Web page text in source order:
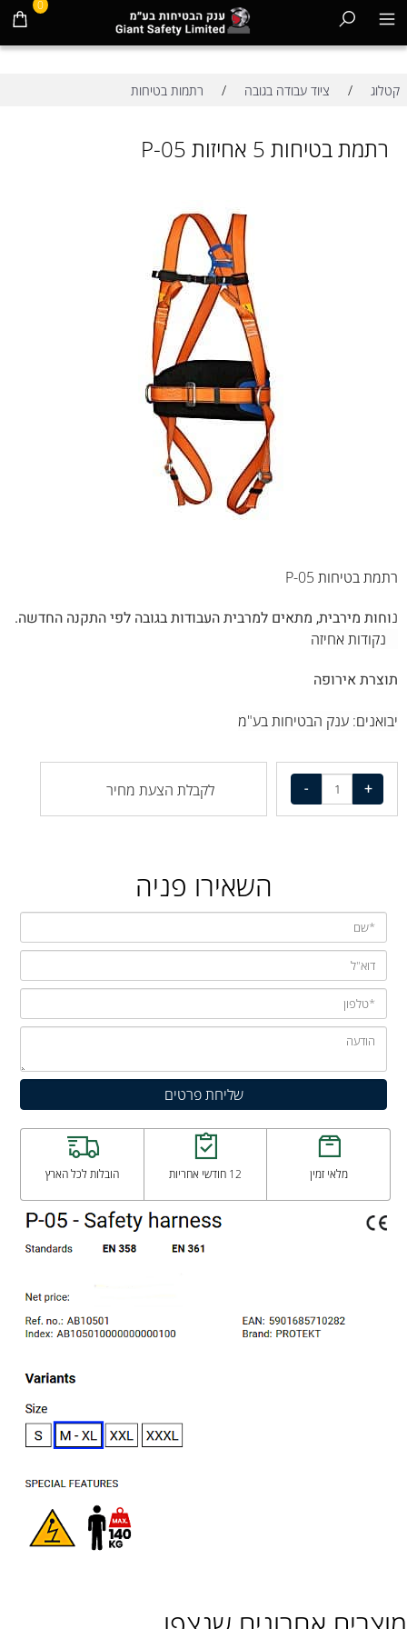
0
קטלוג / ציוד עבודה בגובה / רתמות בטיחות
רתמת בטיחות 5 אחיזות P-05
רתמת בטיחות P-05
נוחות מירבית, מתאים למרבית העבודות בגובה לפי התקנה החדשה.
תוצרת אירופה
יבואנים: ענק הבטיחות בע"מ
לקבלת הצעת מחיר
השאירו פניה
מלאי זמין 12 חודשי אחריות הובלות לכל הארץ